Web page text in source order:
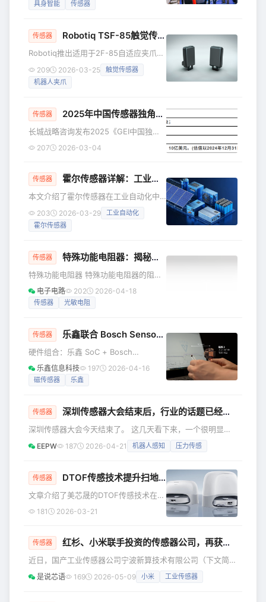
注的左侧位置，可观测到一
能感知与系统级控制方案重磅亮相，从
控，为各领域的数智化跃升注入强劲动
能。 具身智能与精密运动控制 伴随通用
机器人与高精密工业机械的发展，系统
急
具身智能 传感器
传感器 Robotiq TSF-85触觉传感指尖：提升2F-85夹爪的物理AI能力
Robotiq推出适用于2F-85自适应夹爪的
TSF-85触觉传感指尖，为具身智能系统
带来关键的触觉感知能力。该解决方案
209 2026-03-25
触觉传感器
机器人夹爪
传感器 2025年中国传感器独角兽企业名单及估值分析
长城战略咨询发布2025《GEI中国独角
兽企业研究报告》，列出最新的中国传
值超1.2万亿美元，其中9家传感器企业
总估值约为197亿美元。
207 2026-03-04
传感器 霍尔传感器详解：工业自动化中伺服驱动与变频器的电流监测
本文介绍了霍尔传感器在工业自动化中
的应用，特别是在伺服驱动和变频器中
的重要性。通过霍尔效应，霍尔传感器
203 2026-03-29
工业自动化
霍尔传感器
传感器 特殊功能电阻器：揭秘那些会“感知”的电子元件！
特殊功能电阻器 特殊功能电阻器的阻值
是可以变化的，但是又与可变电阻不
同，可变电阻的阻值可以通过人工来调
会产生变化；光敏电阻的阻值随光照会
能电阻器种类及特性 1 热敏电阻器
热敏电阻器是电阻值对温度极为敏感的
一种电阻器，也叫半导体热敏电阻器。
电子电路 202 2026-04-18
传感器 光敏电阻
传感器 乐鑫联合 Bosch Sensortec（博世传感器）推出磁感应交互方案
硬件组合：乐鑫 SoC + Bosch
Sensortec 高精度磁传感器 核心功能：
面向 AI 玩具与智能硬件，实现非接触式
效感知距离 150 mm 方案优势：极小封
案详解 在 AI 玩具与智能硬件的设计中，
如何在有限的空间与成本条件下，实现
乐鑫信息科技 197 2026-04-16
磁传感器 乐鑫
传感器 深圳传感器大会结束后，行业的话题已经变了
深圳传感器大会今天结束了。 这几天看下来，一个很明显的
感受是，传感器行业现在已经不按老路子表达自己了。会场里
基础设施这些更靠近应用端的方向。 这说明一件事：传感器
正在离系统更近。以前大家更习惯从参数、精度、封装这些角
度去看它，现在不一样了。机器人要更细的触觉和位置反馈，
工业设备要更早发现异常
EEPW 187 2026-04-21 机器人感知 压力传感
传感器 DTOF传感技术提升扫地机器人环境感知能力
文章介绍了美芯晟的DTOF传感技术在智
能扫地机器人中的应用，包括悬崖检测
181 2026-03-21
传感器 红杉、小米联手投资的传感器公司，再获新一轮融资！
近日，国产工业传感器公司宁波新算技术有限公司（下文简称
“新算技术”），官宣获得新一轮A轮融资，本轮融资投资方为
是说芯语 169 2026-05-09 小米 工业传感器